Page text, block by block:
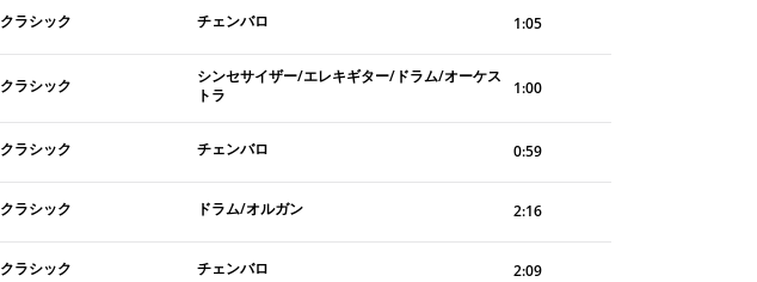
クラシック チェンバロ 1:05
クラシック
シンセサイザー/エレキギター/ドラム/オーケス
トラ
1:00
クラシック チェンバロ 0:59
クラシック ドラム/オルガン 2:16
クラシック チェンバロ 2:09